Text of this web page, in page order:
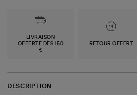
LIVRAISON
OFFERTE DÈS 150
€
RETOUR OFFERT
DESCRIPTION